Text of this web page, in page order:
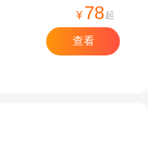
¥ 78起
查看